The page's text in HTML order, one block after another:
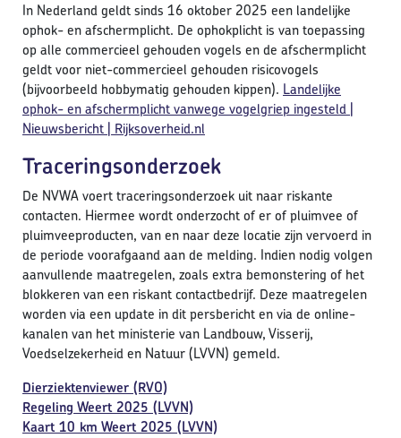
In Nederland geldt sinds 16 oktober 2025 een landelijke
ophok- en afschermplicht. De ophokplicht is van toepassing
op alle commercieel gehouden vogels en de afschermplicht
geldt voor niet-commercieel gehouden risicovogels
(bijvoorbeeld hobbymatig gehouden kippen). Landelijke
ophok- en afschermplicht vanwege vogelgriep ingesteld |
Nieuwsbericht | Rijksoverheid.nl
Traceringsonderzoek
De NVWA voert traceringsonderzoek uit naar riskante
contacten. Hiermee wordt onderzocht of er of pluimvee of
pluimveeproducten, van en naar deze locatie zijn vervoerd in
de periode voorafgaand aan de melding. Indien nodig volgen
aanvullende maatregelen, zoals extra bemonstering of het
blokkeren van een riskant contactbedrijf. Deze maatregelen
worden via een update in dit persbericht en via de online-
kanalen van het ministerie van Landbouw, Visserij,
Voedselzekerheid en Natuur (LVVN) gemeld.
Dierziektenviewer (RVO)
Regeling Weert 2025 (LVVN)
Kaart 10 km Weert 2025 (LVVN)